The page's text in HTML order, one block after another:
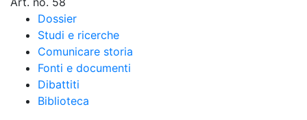
Dossier
Studi e ricerche
Comunicare storia
Fonti e documenti
Dibattiti
Biblioteca